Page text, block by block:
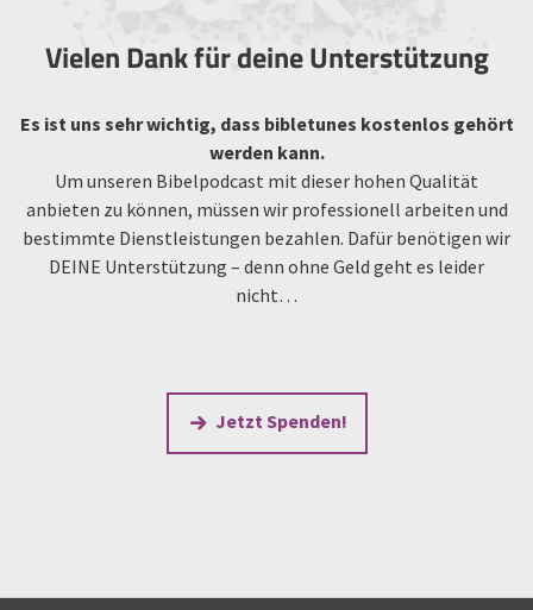
Vielen Dank für deine Unterstützung
Es ist uns sehr wichtig, dass bibletunes kostenlos gehört
werden kann.
Um unseren Bibelpodcast mit dieser hohen Qualität
anbieten zu können, müssen wir professionell arbeiten und
bestimmte Dienstleistungen bezahlen. Dafür benötigen wir
DEINE Unterstützung – denn ohne Geld geht es leider
nicht…
Jetzt Spenden!